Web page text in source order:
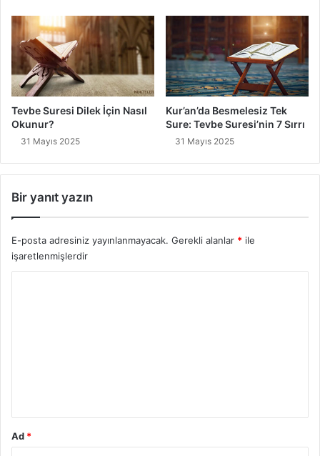
Tevbe Suresi Dilek İçin Nasıl
Okunur?
31 Mayıs 2025
Kur’an’da Besmelesiz Tek
Sure: Tevbe Suresi’nin 7 Sırrı
31 Mayıs 2025
Bir yanıt yazın
E-posta adresiniz yayınlanmayacak. Gerekli alanlar * ile
işaretlenmişlerdir
Ad *